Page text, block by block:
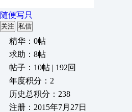
随便写只
关注 私信
精华：0帖
求助：8帖
帖子：10帖 | 192回
年度积分：2
历史总积分：238
注册：2015年7月27日